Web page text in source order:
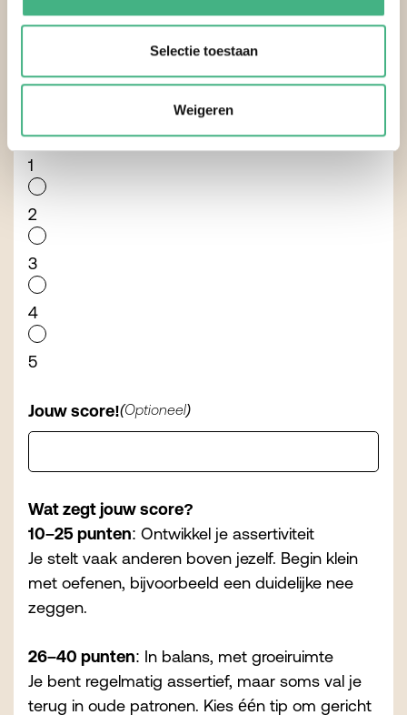
Selectie toestaan
Weigeren
Ik neem bewust tijd voor mezelf, ook als er
nog zorgtaken liggen.
1
2
3
4
5
Jouw score!(Optioneel)
Wat zegt jouw score?
10–25 punten: Ontwikkel je assertiviteit
Je stelt vaak anderen boven jezelf. Begin klein
met oefenen, bijvoorbeeld een duidelijke nee
zeggen.
26–40 punten: In balans, met groeiruimte
Je bent regelmatig assertief, maar soms val je
terug in oude patronen. Kies één tip om gericht